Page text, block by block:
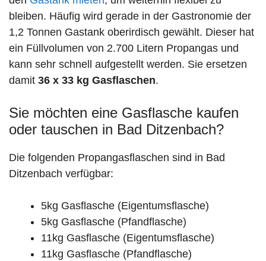
bleiben. Häufig wird gerade in der Gastronomie der
1,2 Tonnen Gastank oberirdisch gewählt. Dieser hat
ein Füllvolumen von 2.700 Litern Propangas und
kann sehr schnell aufgestellt werden. Sie ersetzen
damit 36 x 33 kg Gasflaschen.
Sie möchten eine Gasflasche kaufen
oder tauschen in Bad Ditzenbach?
Die folgenden Propangasflaschen sind in Bad
Ditzenbach verfügbar:
5kg Gasflasche (Eigentumsflasche)
5kg Gasflasche (Pfandflasche)
11kg Gasflasche (Eigentumsflasche)
11kg Gasflasche (Pfandflasche)